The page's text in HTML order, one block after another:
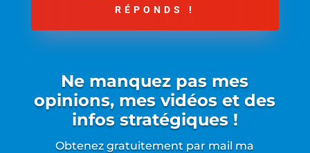
RÉPONDS !
Ne manquez pas mes
opinions, mes vidéos et des
infos stratégiques !
Obtenez gratuitement par mail ma